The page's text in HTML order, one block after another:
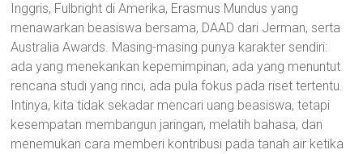
Inggris, Fulbright di Amerika, Erasmus Mundus yang
menawarkan beasiswa bersama, DAAD dari Jerman, serta
Australia Awards. Masing-masing punya karakter sendiri:
ada yang menekankan kepemimpinan, ada yang menuntut
rencana studi yang rinci, ada pula fokus pada riset tertentu.
Intinya, kita tidak sekadar mencari uang beasiswa, tetapi
kesempatan membangun jaringan, melatih bahasa, dan
menemukan cara memberi kontribusi pada tanah air ketika